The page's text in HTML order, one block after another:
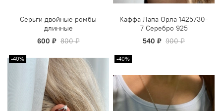
Серьги двойные ромбы
длинные
600 ₽ 800 ₽
Каффа Лапа Орла 1425730-
7 Серебро 925
540 ₽ 900 ₽
-40% -40%